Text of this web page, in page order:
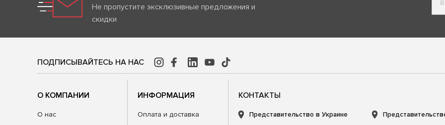
Не пропустите эксклюзивные предложения и
скидки
ПОДПИСЫВАЙТЕСЬ НА НАС
О КОМПАНИИ
О нас
ИНФОРМАЦИЯ
Оплата и доставка
КОНТАКТЫ
Представительство в Украине